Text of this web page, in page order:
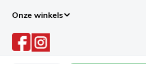
Onze winkels